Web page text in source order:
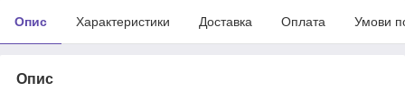
Опис Характеристики Доставка Оплата Умови
Опис